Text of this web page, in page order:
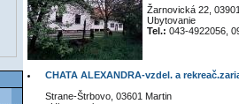
Žarnovická 22,
Ubytovanie
Tel.: 043-4922056,
CHATA ALEXANDRA-vzdel. a
Strane-Štrbovo, 03601 Martin